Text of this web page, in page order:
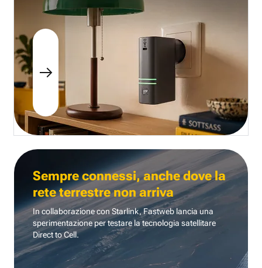
Sempre connessi, anche dove la
rete terrestre non arriva
In collaborazione con Starlink, Fastweb lancia una
sperimentazione per testare la tecnologia satellitare
Direct to Cell.